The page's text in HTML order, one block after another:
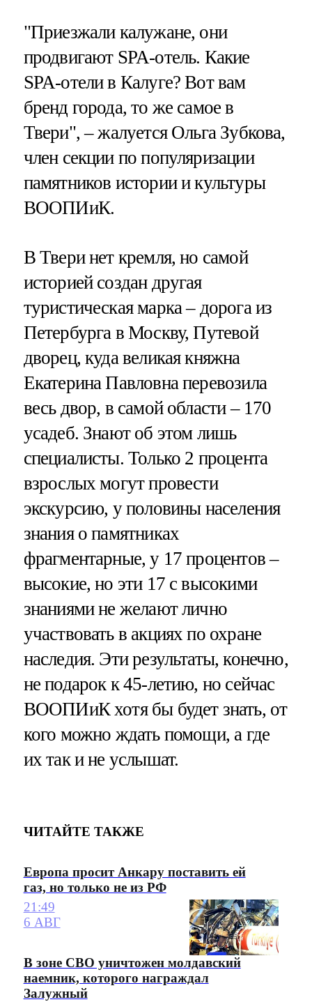
"Приезжали калужане, они
продвигают SPA-отель. Какие
SPA-отели в Калуге? Вот вам
бренд города, то же самое в
Твери", – жалуется Ольга Зубкова,
член секции по популяризации
памятников истории и культуры
ВООПИиК.
В Твери нет кремля, но самой
историей создан другая
туристическая марка – дорога из
Петербурга в Москву, Путевой
дворец, куда великая княжна
Екатерина Павловна перевозила
весь двор, в самой области – 170
усадеб. Знают об этом лишь
специалисты. Только 2 процента
взрослых могут провести
экскурсию, у половины населения
знания о памятниках
фрагментарные, у 17 процентов –
высокие, но эти 17 с высокими
знаниями не желают лично
участвовать в акциях по охране
наследия. Эти результаты, конечно,
не подарок к 45-летию, но сейчас
ВООПИиК хотя бы будет знать, от
кого можно ждать помощи, а где
их так и не услышат.
ЧИТАЙТЕ ТАКЖЕ
Европа просит Анкару поставить ей
газ, но только не из РФ
21:49
6 АВГ
В зоне СВО уничтожен молдавский
наемник, которого награждал
Залужный